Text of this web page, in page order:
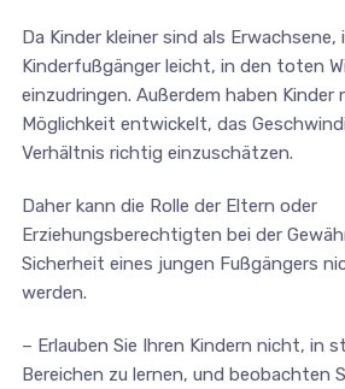
Da Kinder kleiner sind als
Kinderfußgänger leicht, in den toten
einzudringen. Außerdem haben Kinder
Möglichkeit entwickelt, das
Verhältnis richtig einzuschätzen.
Daher kann die Rolle der Eltern oder
Erziehungsberechtigten bei der
Sicherheit eines jungen Fußgängers
werden.
– Erlauben Sie Ihren Kindern nicht, in
Bereichen zu lernen, und beobachten